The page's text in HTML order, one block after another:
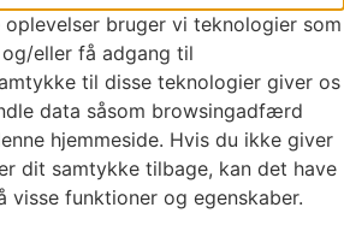
bruger vi teknologier som
eller få adgang til
til disse teknologier giver os
data såsom browsingadfærd
hjemmeside. Hvis du ikke giver
dit samtykke tilbage, kan det have
visse funktioner og egenskaber.